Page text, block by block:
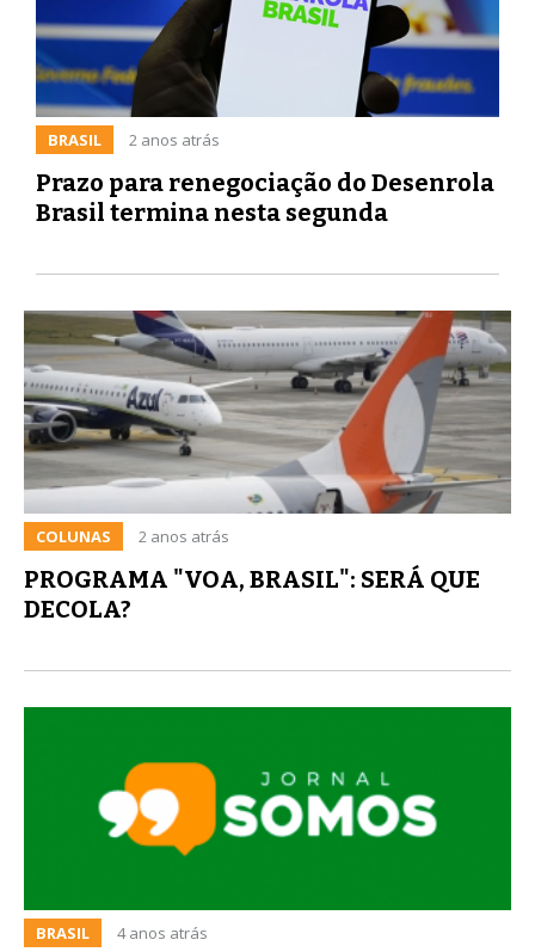
BRASIL 2 anos atrás
Prazo para renegociação do Desenrola
Brasil termina nesta segunda
COLUNAS 2 anos atrás
PROGRAMA "VOA, BRASIL": SERÁ QUE
DECOLA?
BRASIL 4 anos atrás